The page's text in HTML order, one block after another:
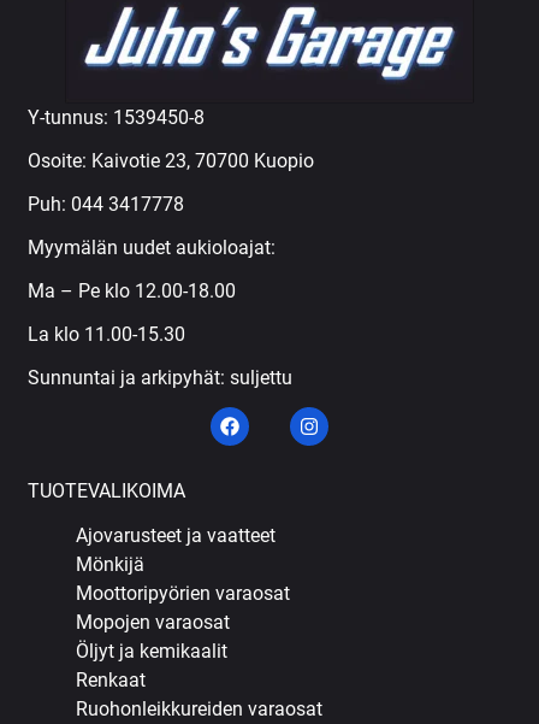
Y-tunnus: 1539450-8
Osoite: Kaivotie 23, 70700 Kuopio
Puh: 044 3417778
Myymälän uudet aukioloajat:
Ma – Pe klo 12.00-18.00
La klo 11.00-15.30
Sunnuntai ja arkipyhät: suljettu
TUOTEVALIKOIMA
Ajovarusteet ja vaatteet
Mönkijä
Moottoripyörien varaosat
Mopojen varaosat
Öljyt ja kemikaalit
Renkaat
Ruohonleikkureiden varaosat